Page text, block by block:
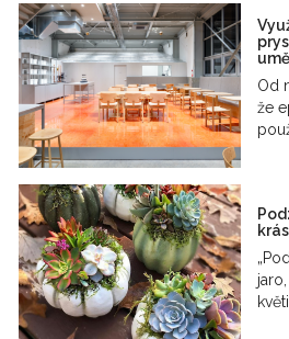
Od
že